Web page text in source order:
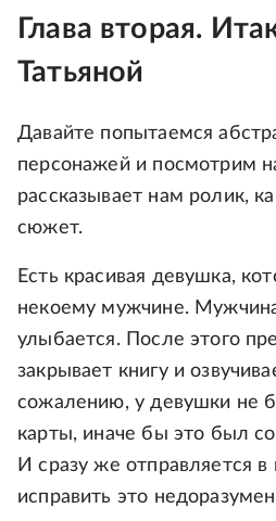
Глава вторая.
Татьяной
Давайте попытаемся
персонажей и посмотрим
рассказывает нам ролик,
сюжет.
Есть красивая девушка,
некоему мужчине.
улыбается. После этого
закрывает книгу и
сожалению, у девушки не
карты, иначе бы это был
И сразу же отправляется
исправить это